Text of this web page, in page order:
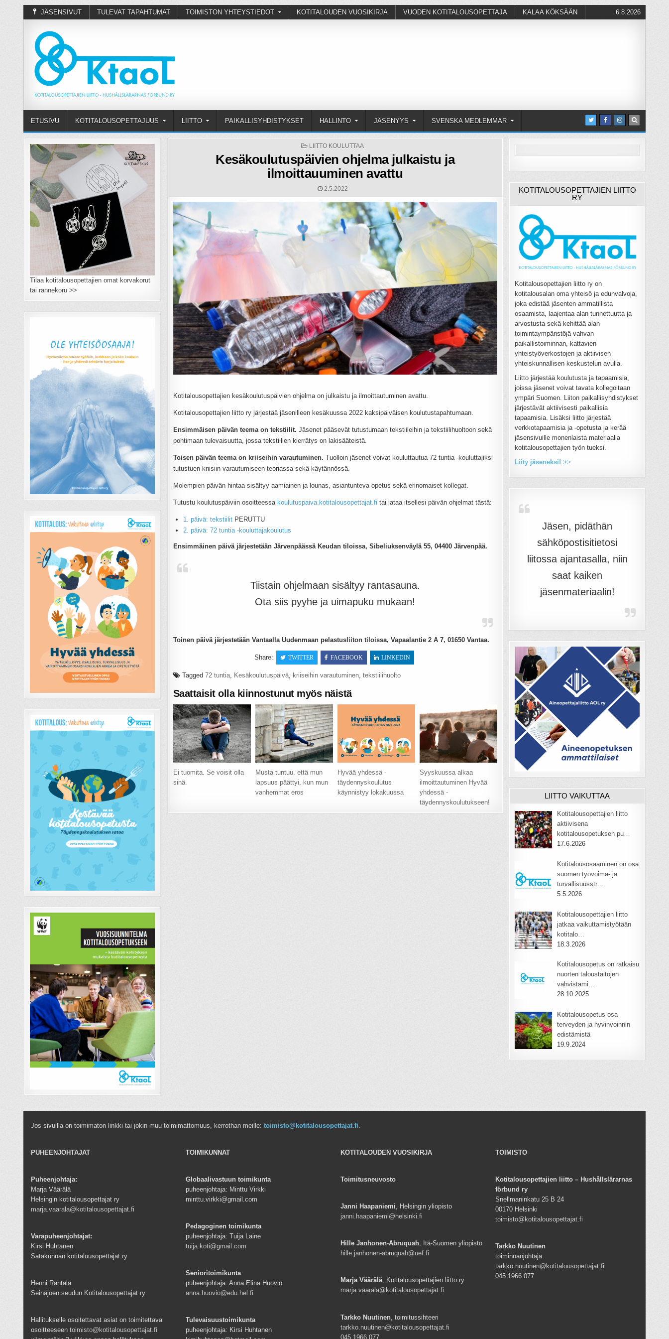
JÄSENSIVUT TULEVAT TAPAHTUMAT TOIMISTON YHTEYSTIEDOT KOTITALOUDEN VUOSIKIRJA VUODEN KOTITALOUSOPETTAJA KALAA KÖKSÄÄN 6.8.2026
ETUSIVU KOTITALOUSOPETTAJUUS LIITTO PAIKALLISYHDISTYKSET HALLINTO JÄSENYYS SVENSKA MEDLEMMAR
POSTED
LIITTO KOULUTTAA
Kesäkoulutuspäivien ohjelma julkaistu ja
ilmoittauuminen avattu
2.5.2022
Kotitalousopettajien kesäkoulutuspäivien ohjelma on julkaistu ja ilmoittautuminen avattu.
Kotitalousopettajien liitto ry järjestää jäsenilleen kesäkuussa 2022 kaksipäiväisen koulutustapahtumaan.
Ensimmäisen päivän teema on tekstiilit. Jäsenet pääsevät tutustumaan tekstiileihin ja tekstiilihuoltoon sekä
pohtimaan tulevaisuutta, jossa tekstiilien kierrätys on lakisääteistä.
Toisen päivän teema on kriiseihin varautuminen. Tuolloin jäsenet voivat kouluttautua 72 tuntia -kouluttajiksi
tutustuen kriisiin varautumiseen teoriassa sekä käytännössä.
Molempien päivän hintaa sisältyy aamiainen ja lounas, asiantunteva opetus sekä erinomaiset kollegat.
Tutustu koulutuspäiviin osoitteessa koulutuspaiva.kotitalousopettajat.fi tai lataa itsellesi päivän ohjelmat tästä:
1. päivä: tekstiilitPERUTTU
2. päivä: 72 tuntia -kouluttajakoulutus
Ensimmäinen päivä järjestetään Järvenpäässä Keudan tiloissa, Sibeliuksenväylä 55, 04400 Järvenpää.
Tiistain ohjelmaan sisältyy rantasauna.
Ota siis pyyhe ja uimapuku mukaan!
Toinen päivä järjestetään Vantaalla Uudenmaan pelastusliiton tiloissa, Vapaalantie 2 A 7, 01650 Vantaa.
Share: TWITTER FACEBOOK LINKEDIN
Tagged 72 tuntia, Kesäkoulutuspäivä, kriiseihin varautuminen, tekstiilihuolto
Saattaisit olla kiinnostunut myös näistä
Ei tuomita. Se voisit olla
sinä.
Musta tuntuu, että mun
lapsuus päättyi, kun mun
vanhemmat eros
Hyvää yhdessä -
täydennyskoulutus
käynnistyy lokakuussa
Syyskuussa alkaa
ilmoittautuminen Hyvää
yhdessä -
täydennyskoulutukseen!
Tilaa kotitalousopettajien omat korvakorut
tai rannekoru >>
KOTITALOUSOPETTAJIEN LIITTO
RY
Kotitalousopettajien liitto ry on
kotitalousalan oma yhteisö ja edunvalvoja,
joka edistää jäsenten ammatillista
osaamista, laajentaa alan tunnettuutta ja
arvostusta sekä kehittää alan
toimintaympäristöjä vahvan
paikallistoiminnan, kattavien
yhteistyöverkostojen ja aktiivisen
yhteiskunnallisen keskustelun avulla.
Liitto järjestää koulutusta ja tapaamisia,
joissa jäsenet voivat tavata kollegoitaan
ympäri Suomen. Liiton paikallisyhdistykset
järjestävät aktiivisesti paikallisia
tapaamisia. Lisäksi liitto järjestää
verkkotapaamisia ja -opetusta ja kerää
jäsensivuille monenlaista materiaalia
kotitalousopettajien työn tueksi.
Liity jäseneksi! >>
Jäsen, pidäthän
sähköpostisitietosi
liitossa ajantasalla, niin
saat kaiken
jäsenmateriaalin!
LIITTO VAIKUTTAA
Kotitalousopettajien liitto
aktiivisena
kotitalousopetuksen pu…
17.6.2026
Kotitalousosaaminen on osa
suomen työvoima- ja
turvallisuusstr…
5.5.2026
Kotitalousopettajien liitto
jatkaa vaikuttamistyötään
kotitalo…
18.3.2026
Kotitalousopetus on ratkaisu
nuorten taloustaitojen
vahvistami…
28.10.2025
Kotitalousopetus osa
terveyden ja hyvinvoinnin
edistämistä
19.9.2024
Jos sivuilla on toimimaton linkki tai jokin muu toimimattomuus, kerrothan meille: toimisto@kotitalousopettajat.fi
PUHEENJOHTAJAT
Puheenjohtaja:
Marja Väärälä
Helsingin kotitalousopettajat ry
marja.vaarala@kotitalousopettajat.fi
Varapuheenjohtajat:
Kirsi Huhtanen
Satakunnan kotitalousopettajat ry
Henni Rantala
Seinäjoen seudun Kotitalousopettajat ry
Hallitukselle osoitettavat asiat on toimitettava
osoitteeseentoimisto@kotitalousopettajat.fi
TOIMIKUNNAT
Globaalivastuun toimikunta
puheenjohtaja: Minttu Virkki
minttu.virkki@gmail.com
Pedagoginen toimikunta
puheenjohtaja: Tuija Laine
tuija.koti@gmail.com
Senioritoimikunta
puheenjohtaja: Anna Elina Huovio
anna.huovio@edu.hel.fi
Tulevaisuustoimikunta
puheenjohtaja: Kirsi Huhtanen
KOTITALOUDEN VUOSIKIRJA
Toimitusneuvosto
Janni Haapaniemi, Helsingin yliopisto
janni.haapaniemi@helsinki.fi
Hille Janhonen-Abruquah, Itä-Suomen yliopisto
hille.janhonen-abruquah@uef.fi
Marja Väärälä, Kotitalousopettajien liitto ry
marja.vaarala@kotitalousopettajat.fi
Tarkko Nuutinen , toimitussihteeri
tarkko.nuutinen@kotitalousopettajat.fi
045 1966 077
TOIMISTO
Kotitalousopettajien liitto – Hushållslärarnas
förbund ry
Snellmaninkatu 25 B 24
00170 Helsinki
toimisto@kotitalousopettajat.fi
Tarkko Nuutinen
toiminnanjohtaja
tarkko.nuutinen@kotitalousopettajat.fi
045 1966 077